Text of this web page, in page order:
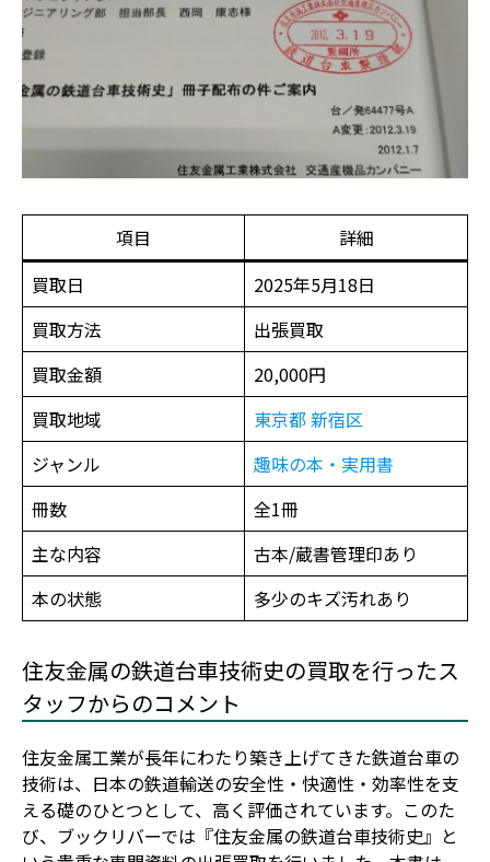
項目
詳細
買取日
2025年5月18日
買取方法
出張買取
買取金額
20,000円
買取地域
東京都新宿区
ジャンル
趣味の本・実用書
冊数
全1冊
主な内容
古本/蔵書管理印あり
本の状態
多少のキズ汚れあり
住友金属の鉄道台車技術史の買取を行ったス
タッフからのコメント
住友金属工業が長年にわたり築き上げてきた鉄道台車の
技術は、日本の鉄道輸送の安全性・快適性・効率性を支
える礎のひとつとして、高く評価されています。このた
び、ブックリバーでは『住友金属の鉄道台車技術史』と